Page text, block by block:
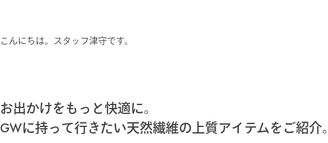
こんにちは。スタッフ津守です。
お出かけをもっと快適に。
GWに持って行きたい天然繊維の上質アイテムをご紹介。